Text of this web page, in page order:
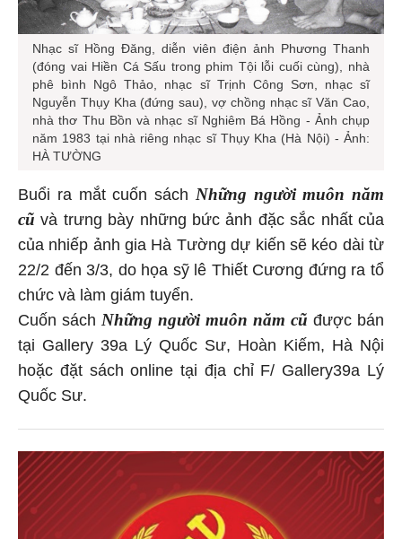
Nhạc sĩ Hồng Đăng, diễn viên điện ảnh Phương Thanh
(đóng vai Hiền Cá Sấu trong phim Tội lỗi cuối cùng), nhà
phê bình Ngô Thảo, nhạc sĩ Trịnh Công Sơn, nhạc sĩ
Nguyễn Thụy Kha (đứng sau), vợ chồng nhạc sĩ Văn Cao,
nhà thơ Thu Bồn và nhạc sĩ Nghiêm Bá Hồng - Ảnh chụp
năm 1983 tại nhà riêng nhạc sĩ Thụy Kha (Hà Nội) - Ảnh:
HÀ TƯỜNG
Buổi ra mắt cuốn sách Những người muôn năm
cũ và trưng bày những bức ảnh đặc sắc nhất của
của nhiếp ảnh gia Hà Tường dự kiến sẽ kéo dài từ
22/2 đến 3/3, do họa sỹ lê Thiết Cương đứng ra tổ
chức và làm giám tuyển.
Cuốn sách Những người muôn năm cũ được bán
tại Gallery 39a Lý Quốc Sư, Hoàn Kiếm, Hà Nội
hoặc đặt sách online tại địa chỉ F/ Gallery39a Lý
Quốc Sư.